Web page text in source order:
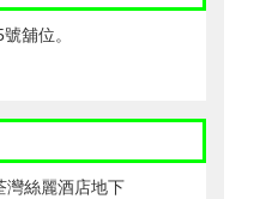
舖位。
灣絲麗酒店地下